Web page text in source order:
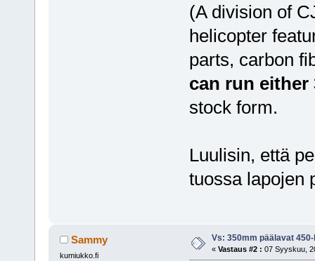
(A division of
helicopter
parts, carbon
can run either
stock form.
Luulisin, että
tuossa lapojen
Sammy
kumiukko.fi
Vs: 350mm päälavat
« Vastaus #2 : 07 Syyskuu,